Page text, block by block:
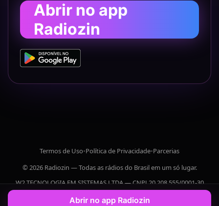
Abrir no app
Radiozin
Termos de Uso•Política de Privacidade•Parcerias
© 2026 Radiozin — Todas as rádios do Brasil em um só lugar.
W2 TECNOLOGIA EM SISTEMAS LTDA — CNPJ 20.208.555/0001-30
Abrir no app Radiozin